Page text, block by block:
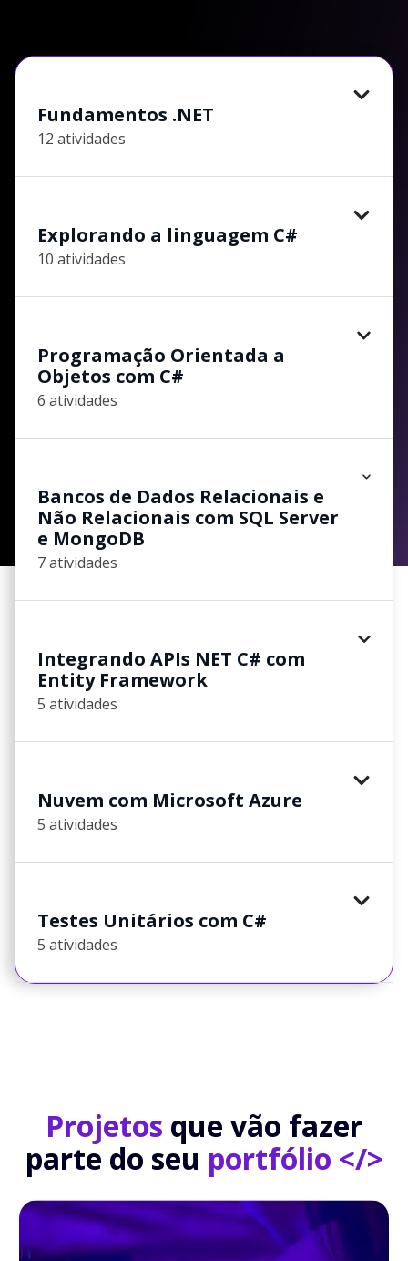
Fundamentos .NET
12 atividades
Explorando a linguagem C#
10 atividades
Programação Orientada a
Objetos com C#
6 atividades
Bancos de Dados Relacionais e
Não Relacionais com SQL Server
e MongoDB
7 atividades
Integrando APIs NET C# com
Entity Framework
5 atividades
Nuvem com Microsoft Azure
5 atividades
Testes Unitários com C#
5 atividades
Projetos que vão fazer
parte do seu portfólio </>